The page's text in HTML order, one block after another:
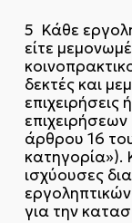
5 Κάθε
είτε
δεκτές και
επιχειρήσεις
άρθρου 16
κατηγορία»).
ισχύουσες
για την